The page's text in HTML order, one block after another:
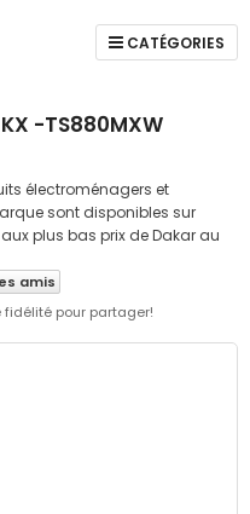
CATÉGORIES
KX -TS880MXW
électroménagers et
sont disponibles sur
plus bas prix de Dakar au
amis
fidélité pour partager!